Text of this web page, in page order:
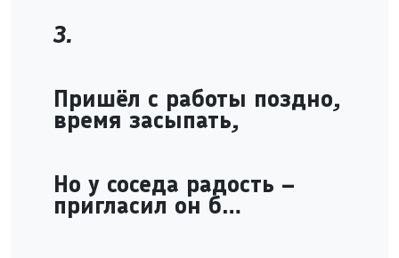
3.
Пришёл с работы поздно,
время засыпать,
Но у соседа радость –
пригласил он б…